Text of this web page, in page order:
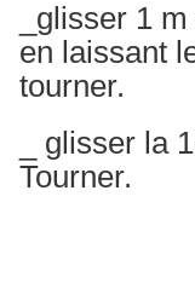
_glisser 1
en laissant
tourner.
_ glisser la
Tourner.